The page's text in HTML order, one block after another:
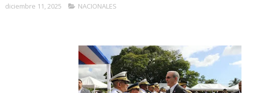
diciembre 11, 2025 NACIONALES